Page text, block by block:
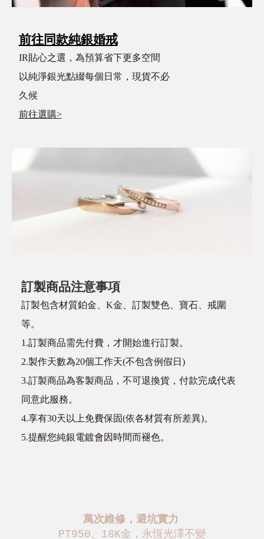
前往同款純銀婚戒
IR貼心之選，為預算省下更多空間
以純淨銀光點綴每個日常，現貨不必
久候
前往選購>
訂製商品注意事項
訂製包含材質鉑金、K金、訂製雙色、寶石、戒圍
等。
1.訂製商品需先付費，才開始進行訂製。
2.製作天數為20個工作天(不包含例假日)
3.訂製商品為客製商品，不可退換貨，付款完成代表
同意此服務。
4.享有30天以上免費保固(依各材質有所差異)。
5.提醒您純銀電鍍會因時間而褪色。
萬次維修，避坑實力
PT950、18K金，永恆光澤不變